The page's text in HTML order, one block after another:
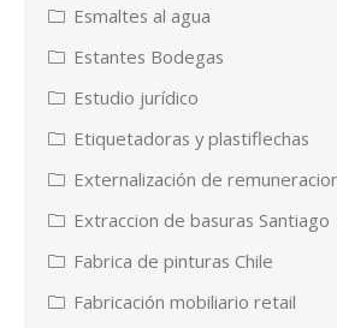
Esmaltes al agua
Estantes Bodegas
Estudio jurídico
Etiquetadoras y plastiflechas
Externalización de
Extraccion de basuras Santiago
Fabrica de pinturas Chile
Fabricación mobiliario retail